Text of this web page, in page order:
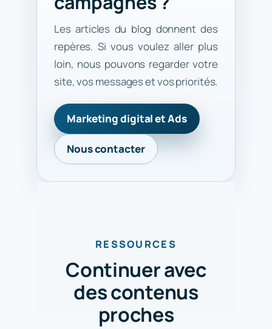
Les articles du blog donnent des
repères. Si vous voulez aller plus
loin, nous pouvons regarder votre
site, vos messages et vos priorités.
Marketing digital et Ads
Nous contacter
RESSOURCES
Continuer avec
des contenus
proches